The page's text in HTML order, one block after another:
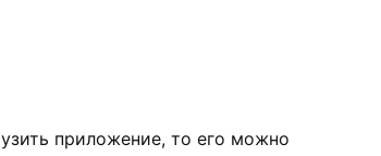
приложение, то его можно